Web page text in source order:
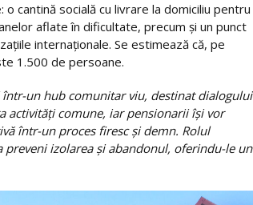
cantină socială cu livrare la domiciliu pentru
aflate în dificultate, precum și un punct
internaționale. Se estimează că, pe
1.500 de persoane.
un hub comunitar viu, destinat dialogului
activități comune, iar pensionarii își vor
într-un proces firesc și demn. Rolul
izolarea și abandonul, oferindu-le un